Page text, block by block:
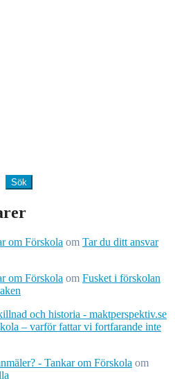
Sök
om Förskola om Tar du ditt ansvar
om Förskola om Fusket i förskolan
och historia - maktperspektiv.se
– varför fattar vi fortfarande inte
- Tankar om Förskola om